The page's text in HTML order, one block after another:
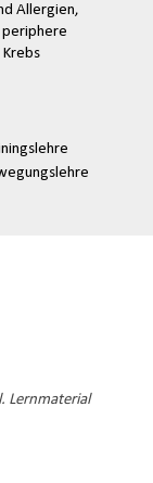
Allergien,
periphere
Lernmaterial